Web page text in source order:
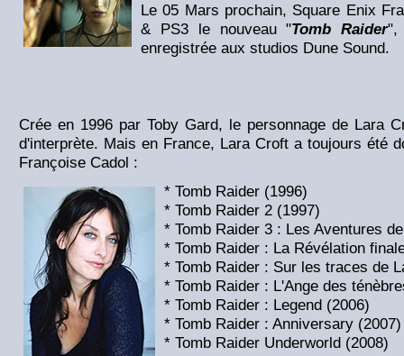
Le 05 Mars prochain, Square Enix
& PS3 le nouveau "Tomb Raider",
enregistrée aux studios Dune Sound.
Crée en 1996 par Toby Gard, le personnage de Lara
d'interprète. Mais en France, Lara Croft a toujours été
Françoise Cadol :
* Tomb Raider (1996)
* Tomb Raider 2 (1997)
* Tomb Raider 3 : Les Aventures
* Tomb Raider : La Révélation
* Tomb Raider : Sur les traces de
* Tomb Raider : L'Ange des
* Tomb Raider : Legend (2006)
* Tomb Raider : Anniversary (2007)
* Tomb Raider Underworld (2008)